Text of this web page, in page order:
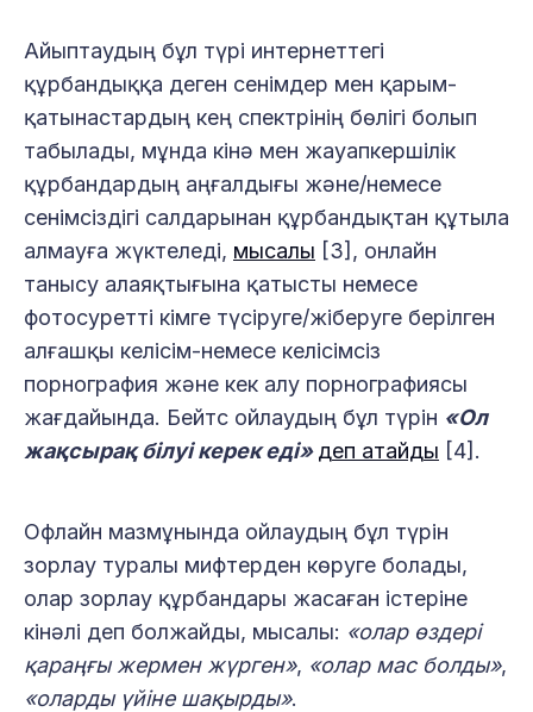
Айыптаудың бұл түрі интернеттегі
құрбандыққа деген сенімдер мен қарым-
қатынастардың кең спектрінің бөлігі болып
табылады, мұнда кінә мен жауапкершілік
құрбандардың аңғалдығы және/немесе
сенімсіздігі салдарынан құрбандықтан құтыла
алмауға жүктеледі, мысалы [3], онлайн
танысу алаяқтығына қатысты немесе
фотосуретті кімге түсіруге/жіберуге берілген
алғашқы келісім-немесе келісімсіз
порнография және кек алу порнографиясы
жағдайында. Бейтс ойлаудың бұл түрін «Ол
жақсырақ білуі керек еді»деп атайды [4].
Офлайн мазмұнында ойлаудың бұл түрін
зорлау туралы мифтерден көруге болады,
олар зорлау құрбандары жасаған істеріне
кінәлі деп болжайды, мысалы: «олар өздері
қараңғы жермен жүрген», «олар мас болды»,
«оларды үйіне шақырды».